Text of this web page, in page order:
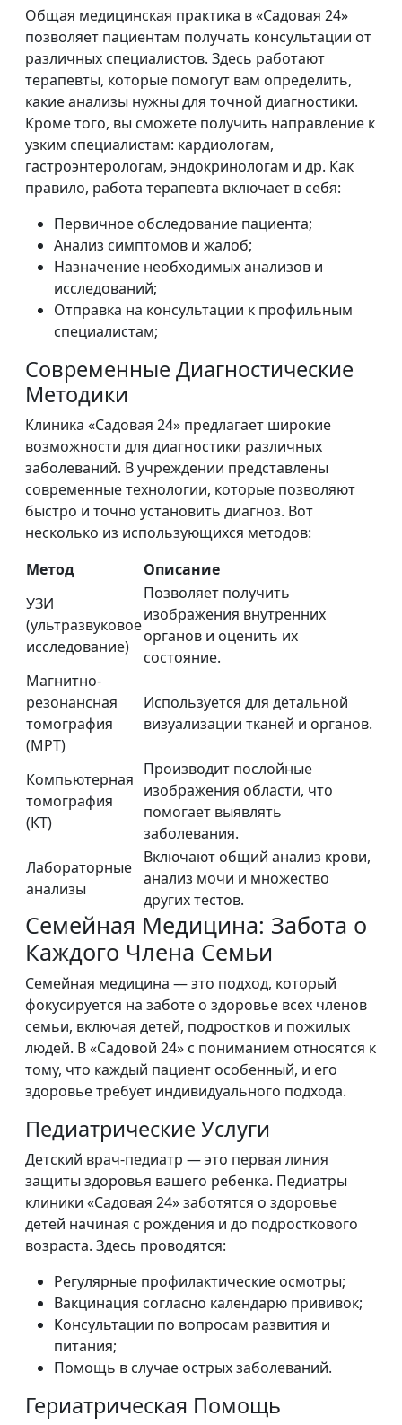
Общая медицинская практика в «Садовая 24»
позволяет пациентам получать консультации от
различных специалистов. Здесь работают
терапевты, которые помогут вам определить,
какие анализы нужны для точной диагностики.
Кроме того, вы сможете получить направление к
узким специалистам: кардиологам,
гастроэнтерологам, эндокринологам и др. Как
правило, работа терапевта включает в себя:
Первичное обследование пациента;
Анализ симптомов и жалоб;
Назначение необходимых анализов и
исследований;
Отправка на консультации к профильным
специалистам;
Современные Диагностические
Методики
Клиника «Садовая 24» предлагает широкие
возможности для диагностики различных
заболеваний. В учреждении представлены
современные технологии, которые позволяют
быстро и точно установить диагноз. Вот
несколько из использующихся методов:
Метод
Описание
УЗИ
(ультразвуковое
исследование)
Позволяет получить
изображения внутренних
органов и оценить их
состояние.
Магнитно-
резонансная
томография
(МРТ)
Используется для детальной
визуализации тканей и органов.
Компьютерная
томография
(КТ)
Производит послойные
изображения области, что
помогает выявлять
заболевания.
Лабораторные
анализы
Включают общий анализ крови,
анализ мочи и множество
других тестов.
Семейная Медицина: Забота о
Каждого Члена Семьи
Семейная медицина — это подход, который
фокусируется на заботе о здоровье всех членов
семьи, включая детей, подростков и пожилых
людей. В «Садовой 24» с пониманием относятся к
тому, что каждый пациент особенный, и его
здоровье требует индивидуального подхода.
Педиатрические Услуги
Детский врач-педиатр — это первая линия
защиты здоровья вашего ребенка. Педиатры
клиники «Садовая 24» заботятся о здоровье
детей начиная с рождения и до подросткового
возраста. Здесь проводятся:
Регулярные профилактические осмотры;
Вакцинация согласно календарю прививок;
Консультации по вопросам развития и
питания;
Помощь в случае острых заболеваний.
Гериатрическая Помощь